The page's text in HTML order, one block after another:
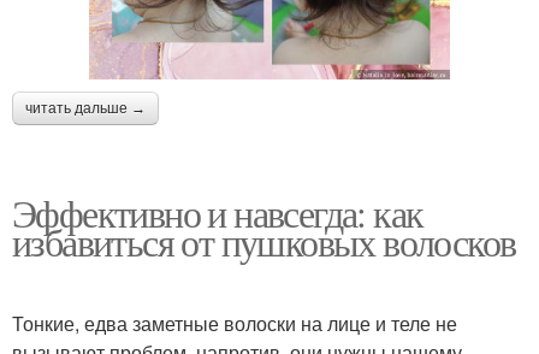
читать дальше →
Эффективно и навсегда: как
избавиться от пушковых волосков
Тонкие, едва заметные волоски на лице и теле не